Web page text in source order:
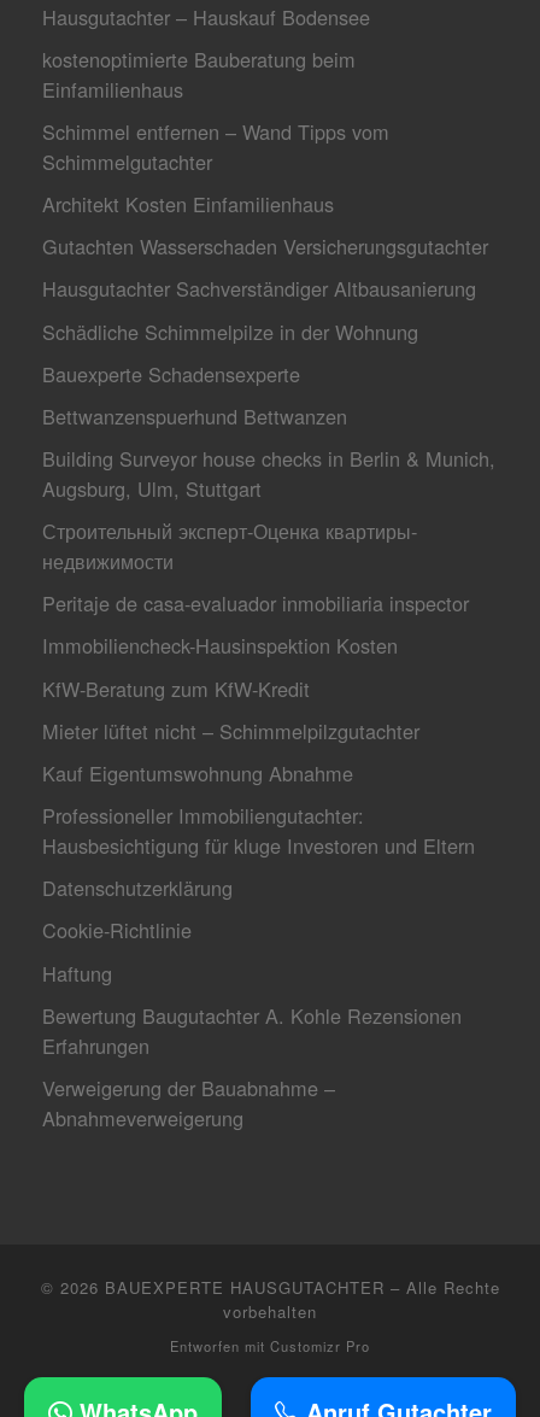
Hausgutachter – Hauskauf Bodensee
kostenoptimierte Bauberatung beim
Einfamilienhaus
Schimmel entfernen – Wand Tipps vom
Schimmelgutachter
Architekt Kosten Einfamilienhaus
Gutachten Wasserschaden Versicherungsgutachter
Hausgutachter Sachverständiger Altbausanierung
Schädliche Schimmelpilze in der Wohnung
Bauexperte Schadensexperte
Bettwanzenspuerhund Bettwanzen
Building Surveyor house checks in Berlin & Munich,
Augsburg, Ulm, Stuttgart
Строительный эксперт-Оценкa квартиры-
недвижимости
Peritaje de casa-evaluador inmobiliaria inspector
Immobiliencheck-Hausinspektion Kosten
KfW-Beratung zum KfW-Kredit
Mieter lüftet nicht – Schimmelpilzgutachter
Kauf Eigentumswohnung Abnahme
Professioneller Immobiliengutachter:
Hausbesichtigung für kluge Investoren und Eltern
Datenschutzerklärung
Cookie-Richtlinie
Haftung
Bewertung Baugutachter A. Kohle Rezensionen
Erfahrungen
Verweigerung der Bauabnahme –
Abnahmeverweigerung
© 2026 BAUEXPERTE HAUSGUTACHTER – Alle Rechte
vorbehalten
Entworfen mit Customizr Pro